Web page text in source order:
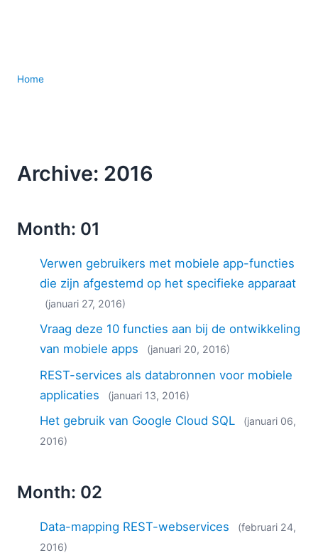
Home
Archive: 2016
Month: 01
Verwen gebruikers met mobiele app-functies
die zijn afgestemd op het specifieke apparaat
(januari 27, 2016)
Vraag deze 10 functies aan bij de ontwikkeling
van mobiele apps
(januari 20, 2016)
REST-services als databronnen voor mobiele
applicaties
(januari 13, 2016)
Het gebruik van Google Cloud SQL
(januari 06,
2016)
Month: 02
Data-mapping REST-webservices
(februari 24,
2016)